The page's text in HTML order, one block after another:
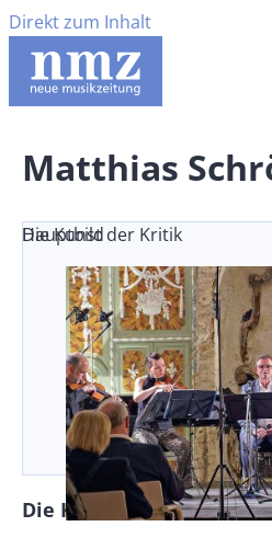
Direkt zum Inhalt
Matthias
Die Kunst der Kritik
Hauptbild
Die Kunst der Kritik